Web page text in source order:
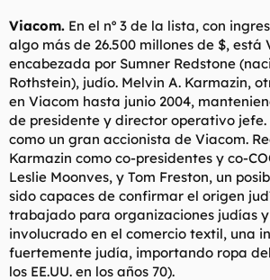
Viacom. En el nº 3 de la lista, con
algo más de 26.500 millones de $, está
encabezada por Sumner Redstone
Rothstein), judío. Melvin A. Karmazin,
en Viacom hasta junio 2004,
de presidente y director operativo jefe.
como un gran accionista de Viacom.
Karmazin como co-presidentes y co-
Leslie Moonves, y Tom Freston, un
sido capaces de confirmar el origen
trabajado para organizaciones judías
involucrado en el comercio textil, una
fuertemente judía, importando ropa
los EE.UU. en los años 70).